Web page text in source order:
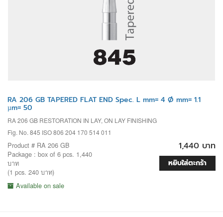
RA 206 GB TAPERED FLAT END Spec. L mm= 4 Ø mm= 1.1
µm= 50
RA 206 GB RESTORATION IN LAY, ON LAY FINISHING
Fig. No. 845 ISO 806 204 170 514 011
Product # RA 206 GB
Package : box of 6 pcs. 1,440
บาท
(1 pcs. 240 บาท)
Available on sale
1,440 บาท
หยิบใส่ตะกร้า